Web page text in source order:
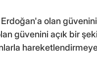
olan
güvenini açık bir
hareketlendirmeye